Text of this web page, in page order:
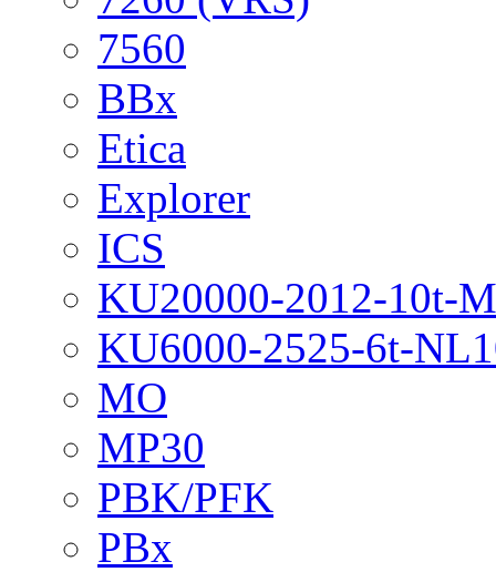
7560
BBx
Etica
Explorer
ICS
KU20000-2012-10t-
KU6000-2525-6t-
MO
MP30
PBK/PFK
PBx